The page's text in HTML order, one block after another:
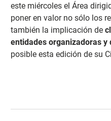
este miércoles el Área
poner en valor no sólo los
también la implicación de
entidades organizadoras y
posible esta edición de su